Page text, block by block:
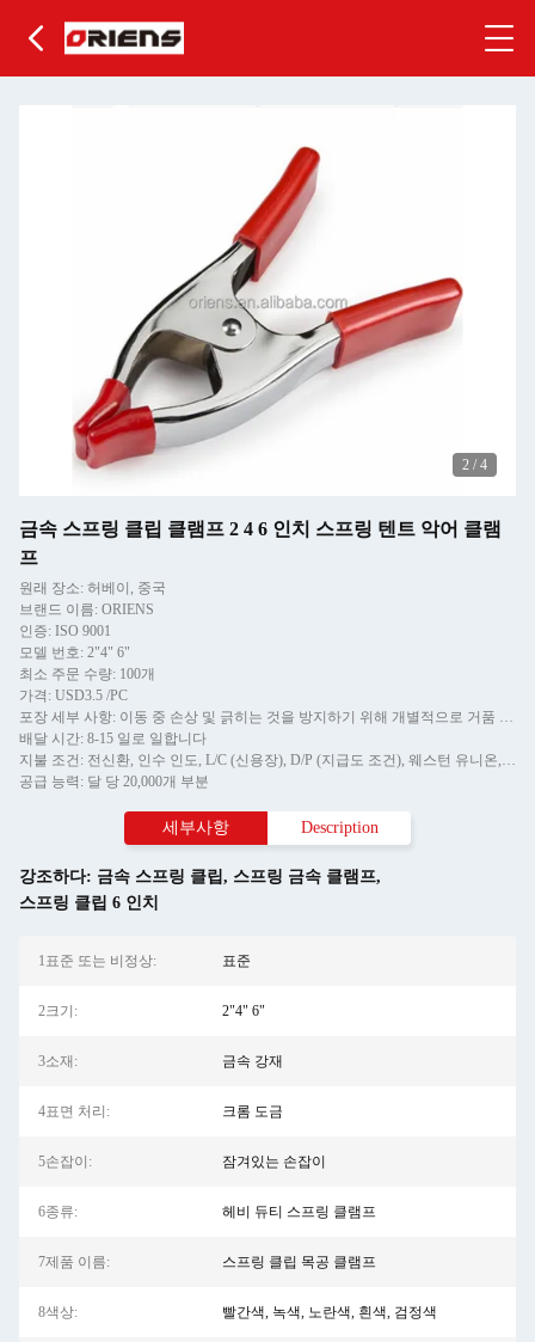
2 / 4
금속 스프링 클립 클램프 2 4 6 인치 스프링 텐트 악어 클램
프
원래 장소: 허베이, 중국
브랜드 이름: ORIENS
인증: ISO 9001
모델 번호: 2"4" 6"
최소 주문 수량: 100개
가격: USD3.5 /PC
포장 세부 사항: 이동 중 손상 및 긁히는 것을 방지하기 위해 개별적으로 거품 포장, 그리고 카튼에
배달 시간: 8-15 일로 일합니다
지불 조건: 전신환, 인수 인도, L/C (신용장), D/P (지급도 조건), 웨스턴 유니온, 머니그램
공급 능력: 달 당 20,000개 부분
세부사항 Description
강조하다: 금속 스프링 클립, 스프링 금속 클램프,
스프링 클립 6 인치
1표준 또는 비정상: 표준
2크기: 2"4" 6"
3소재: 금속 강재
4표면 처리: 크롬 도금
5손잡이: 잠겨있는 손잡이
6종류: 헤비 듀티 스프링 클램프
7제품 이름: 스프링 클립 목공 클램프
8색상: 빨간색, 녹색, 노란색, 흰색, 검정색